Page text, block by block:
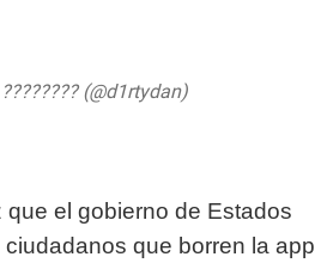
(@d1rtydan)
que el gobierno de Estados
que borren la app